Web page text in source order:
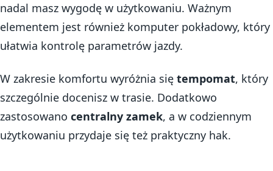
nadal masz wygodę w użytkowaniu. Ważnym
elementem jest również komputer pokładowy, który
ułatwia kontrolę parametrów jazdy.
W zakresie komfortu wyróżnia się tempomat, który
szczególnie docenisz w trasie. Dodatkowo
zastosowano centralny zamek, a w codziennym
użytkowaniu przydaje się też praktyczny hak.